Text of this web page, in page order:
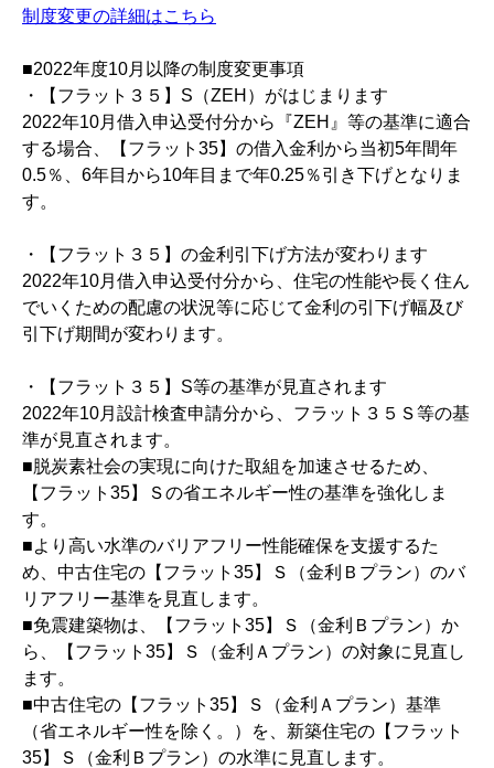
制度変更の詳細はこちら
■2022年度10月以降の制度変更事項
・【フラット３５】S（ZEH）がはじまります
2022年10月借入申込受付分から『ZEH』等の基準に適合
する場合、【フラット35】の借入金利から当初5年間年
0.5％、6年目から10年目まで年0.25％引き下げとなりま
す。
・【フラット３５】の金利引下げ方法が変わります
2022年10月借入申込受付分から、住宅の性能や長く住ん
でいくための配慮の状況等に応じて金利の引下げ幅及び
引下げ期間が変わります。
・【フラット３５】S等の基準が見直されます
2022年10月設計検査申請分から、フラット３５Ｓ等の基
準が見直されます。
■脱炭素社会の実現に向けた取組を加速させるため、
【フラット35】Ｓの省エネルギー性の基準を強化しま
す。
■より高い水準のバリアフリー性能確保を支援するた
め、中古住宅の【フラット35】Ｓ（金利Ｂプラン）のバ
リアフリー基準を見直します。
■免震建築物は、【フラット35】Ｓ（金利Ｂプラン）か
ら、【フラット35】Ｓ（金利Ａプラン）の対象に見直し
ます。
■中古住宅の【フラット35】Ｓ（金利Ａプラン）基準
（省エネルギー性を除く。）を、新築住宅の【フラット
35】Ｓ（金利Ｂプラン）の水準に見直します。